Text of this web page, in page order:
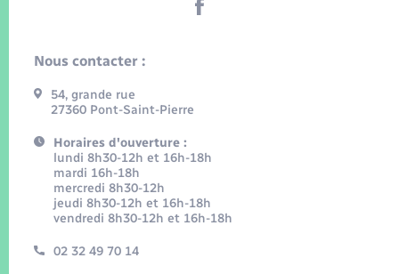
Nous contacter :
54, grande rue
27360 Pont-Saint-Pierre
Horaires d'ouverture :
lundi 8h30-12h et 16h-18h
mardi 16h-18h
mercredi 8h30-12h
jeudi 8h30-12h et 16h-18h
vendredi 8h30-12h et 16h-18h
02 32 49 70 14